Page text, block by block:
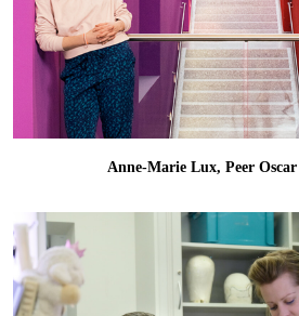
Anne-Marie Lux, Peer